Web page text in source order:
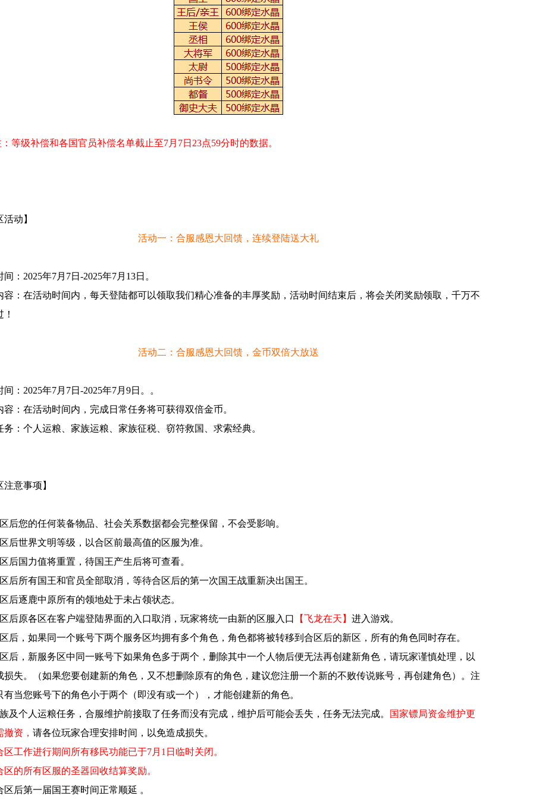
：等级补偿和各国官员补偿名单截止至7月7日 23点59分时的数据。
动】
活动一：合服感恩大回馈，连续登陆送大礼
： 2025年7月7日 -2025年7月13日。
容：在活动时间内，每天登陆都可以领取我们精心准备的丰厚奖励，活动时间结束后，将会关闭奖励领取，千万不
活动二：合服感恩大回馈，金币双倍大放送
： 2025年7月7日 -2025年7月9日。
。
容：在活动时间内，完成日常任务将可获得双倍金币。
务：个人运粮、家族运粮、家族征税、窃符救国、求索经典。
注意事项】
后您的任何装备物品、社会关系数据都会完整保留，不会受影响。
后世界文明等级，以合区前最高值的区服为准。
后国力值将重置，待国王产生后将可查看。
后所有国王和官员全部取消，等待合区后的第一次国王战重新决出国王。
后逐鹿中原所有的领地处于未占领状态。
后原各区在客户端登陆界面的入口取消，玩家将统一由新的区服入口
【飞龙在天】 进入游戏。
后，如果同一个账号下两个服务区均拥有多个角色，角色都将被转移到合区后的新区，所有的角色同时存在。
后，新服务区中同一账号下如果角色多于两个，删除其中一个人物后便无法再创建新角色，请玩家谨慎处理，以
损失。（如果您要创建新的角色，又不想删除原有的角色，建议您注册一个新的不败传说账号，再创建角色）。注
有当您账号下的角色小于两个（即没有或一个），才能创建新的角色。
及个人运粮任务，合服维护前接取了任务而没有完成，维护后可能会丢失，任务无法完成。
国家镖局资金维护更
资， 请各位玩家合理安排时间，以免造成损失。
区工作进行期间所有移民功能已于7月1 日临时关闭。
区的所有区服的圣器回收结算奖励。
区后第一届国王赛时间正常顺延 。